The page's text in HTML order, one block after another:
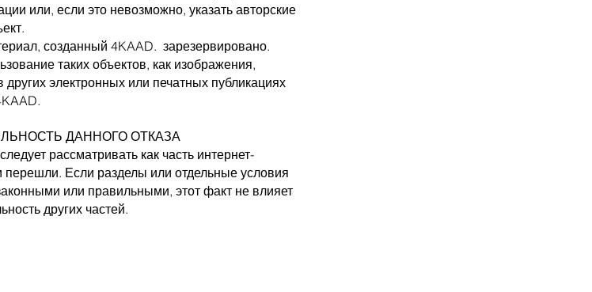
или, если это невозможно, указать авторские
созданный 4KAAD. зарезервировано.
таких объектов, как изображения,
электронных или печатных публикациях
ДАННОГО ОТКАЗА
рассматривать как часть интернет-
перешли. Если разделы или отдельные условия
или правильными, этот факт не влияет
других частей.